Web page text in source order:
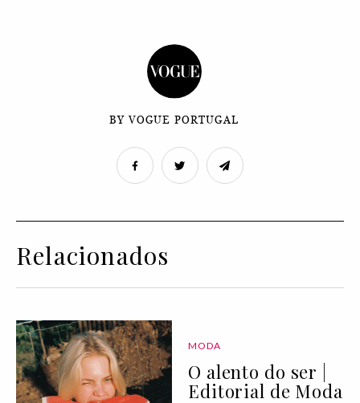
BY VOGUE PORTUGAL
Relacionados
MODA
O alento do ser |
Editorial de Moda